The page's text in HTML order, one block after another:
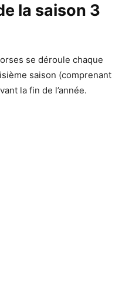
la saison 3
se déroule chaque
saison (comprenant
la fin de l’année.